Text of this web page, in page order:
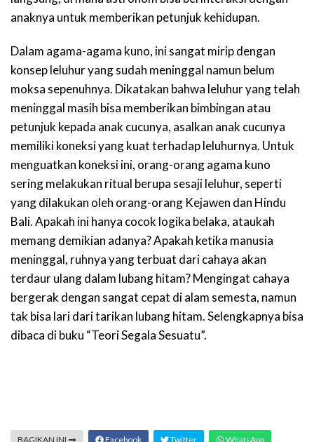
anaknya untuk memberikan petunjuk kehidupan.
Dalam agama-agama kuno, ini sangat mirip dengan
konsep leluhur yang sudah meninggal namun belum
moksa sepenuhnya. Dikatakan bahwa leluhur yang telah
meninggal masih bisa memberikan bimbingan atau
petunjuk kepada anak cucunya, asalkan anak cucunya
memiliki koneksi yang kuat terhadap leluhurnya. Untuk
menguatkan koneksi ini, orang-orang agama kuno
sering melakukan ritual berupa sesaji leluhur, seperti
yang dilakukan oleh orang-orang Kejawen dan Hindu
Bali. Apakah ini hanya cocok logika belaka, ataukah
memang demikian adanya? Apakah ketika manusia
meninggal, ruhnya yang terbuat dari cahaya akan
terdaur ulang dalam lubang hitam? Mengingat cahaya
bergerak dengan sangat cepat di alam semesta, namun
tak bisa lari dari tarikan lubang hitam. Selengkapnya bisa
dibaca di buku “Teori Segala Sesuatu”.
BAGIKAN INI Facebook Twitter WhatsApp